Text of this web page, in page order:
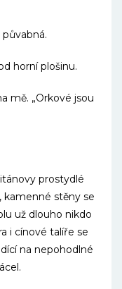
horní plošinu.
mě. „Orkové jsou
prostydlé
stěny se
už dlouho nikdo
i cínové talíře se
na nepohodlné